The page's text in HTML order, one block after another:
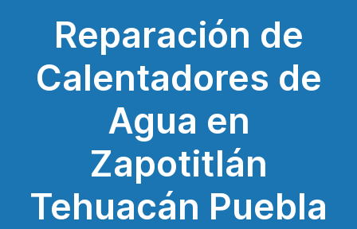
Reparación de
Calentadores de
Agua en
Zapotitlán
Tehuacán Puebla